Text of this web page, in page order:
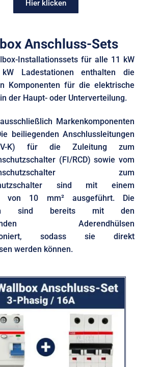
Hier klicken
Anschluss-Sets
Installationssets für alle 11 kW
Ladestationen enthalten die
Komponenten für die elektrische
der Haupt- oder Unterverteilung.
Markenkomponenten
beiliegenden Anschlussleitungen
K) für die Zuleitung zum
(FI/RCD) sowie vom
zum
sind mit einem
von 10 mm² ausgeführt. Die
sind bereits mit den
Aderendhülsen
sodass sie direkt
werden können.